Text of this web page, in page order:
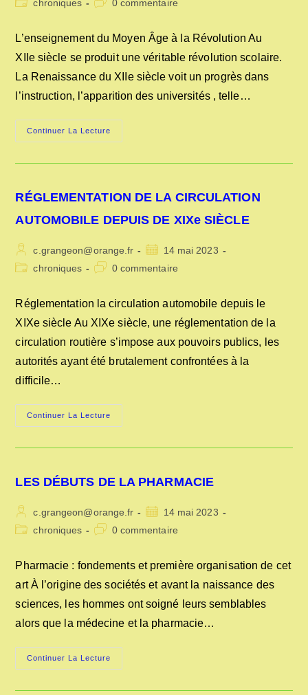
chroniques
publication :
0 commentaire
L’enseignement du Moyen Âge à la Révolution Au
XIIe siècle se produit une véritable révolution scolaire.
La Renaissance du XIIe siècle voit un progrès dans
l’instruction, l’apparition des universités , telle…
Continuer La Lecture
DU
RÉGLEMENTATION DE LA CIRCULATION
AUTOMOBILE DEPUIS DE XIXe SIÈCLE
Auteur/autrice
de
c.grangeon@orange.fr
Publication
publiée :
14 mai 2023
Postchroniques
Commentaires
publication :
0 commentaire
Réglementation la circulation automobile depuis le
XIXe siècle Au XIXe siècle, une réglementation de la
circulation routière s’impose aux pouvoirs publics, les
autorités ayant été brutalement confrontées à la
difficile…
Continuer La Lecture
DE
XIXe
LES DÉBUTS DE LA PHARMACIE
Auteur/autrice
de
c.grangeon@orange.fr
Publication
publiée :
14 mai 2023
Postchroniques
Commentaires
publication :
0 commentaire
Pharmacie : fondements et première organisation de cet
art À l’origine des sociétés et avant la naissance des
sciences, les hommes ont soigné leurs semblables
alors que la médecine et la pharmacie…
Continuer La Lecture
DÉBUTS